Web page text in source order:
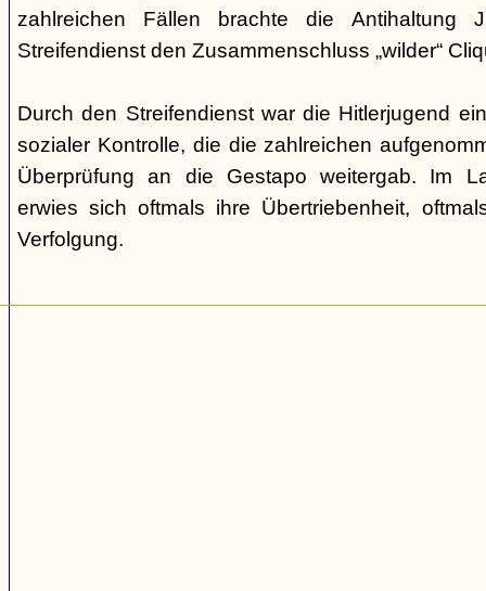
zahlreichen Fällen brachte die Antihaltung
Streifendienst den Zusammenschluss „wilder“
Durch den Streifendienst war die Hitlerjugend
sozialer Kontrolle, die die zahlreichen
Überprüfung an die Gestapo weitergab. Im
erwies sich oftmals ihre Übertriebenheit,
Verfolgung.